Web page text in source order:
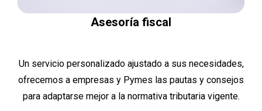
Asesoría fiscal
Un servicio personalizado ajustado a sus necesidades,
ofrecemos a empresas y Pymes las pautas y consejos
para adaptarse mejor a la normativa tributaria vigente.